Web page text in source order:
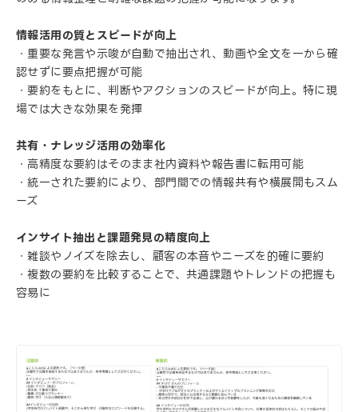
情報活用の質とスピードが向上
・重要な発言や示唆が自動で抽出され、動画や全文を一から確
認せずに要点把握が可能
・要約をもとに、判断やアクションのスピードが向上。特に現
場では大きな効果を発揮
共有・ナレッジ活用の効率化
・高精度な要約はそのまま社内資料や報告書に転用可能
・統一された要約により、部門間での情報共有や横展開もスム
ーズ
インサイト抽出と課題発見の精度向上
・雑談やノイズを除去し、顧客の本音やニーズを的確に要約
・複数の要約を比較することで、共通課題やトレンドの把握も
容易に